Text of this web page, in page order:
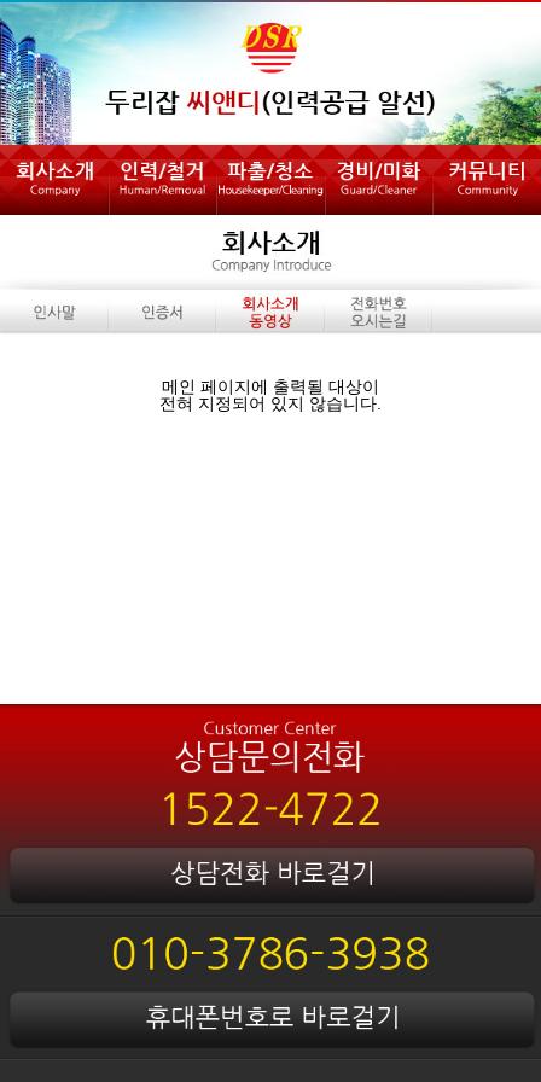
메인 페이지에 출력될 대상이
전혀 지정되어 있지 않습니다.